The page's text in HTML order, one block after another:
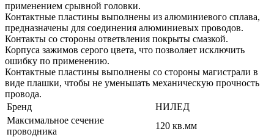
применением срывной головки.
Контактные пластины выполнены из алюминиевого сплава,
предназначены для соединения алюминиевых проводов.
Контакты со стороны ответвления покрыты смазкой.
Корпуса зажимов серого цвета, что позволяет исключить
ошибку по применению.
Контактные пластины выполнены со стороны магистрали в
виде плашки, чтобы не уменьшать механическую прочность
провода.
Бренд
НИЛЕД
Максимальное сечение
проводника
120 кв.мм